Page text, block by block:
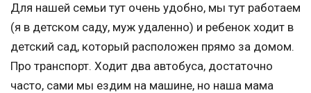
Для нашей семьи тут очень удобно, мы тут работаем
(я в детском саду, муж удаленно) и ребенок ходит в
детский сад, который расположен прямо за домом.
Про транспорт. Ходит два автобуса, достаточно
часто, сами мы ездим на машине, но наша мама